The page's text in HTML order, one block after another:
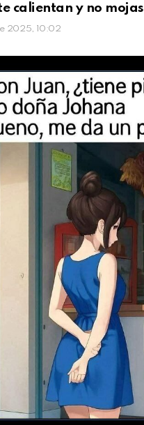
calientan y no mojas
2025, 10:02